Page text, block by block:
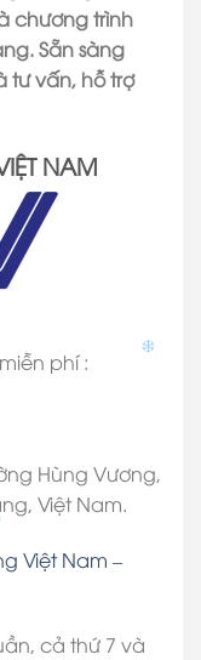
chương trình
Sẵn sàng
tư vấn, hỗ trợ
NAM
phí :
Hùng Vương,
Việt Nam.
Việt Nam –
cả thứ 7 và